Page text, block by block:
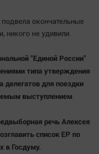
окончательные
никого не удивили.
"Единой России"
типа утверждения
делегатов для поездки
выступлением
речь Алексея
список ЕР по
в Госдуму.